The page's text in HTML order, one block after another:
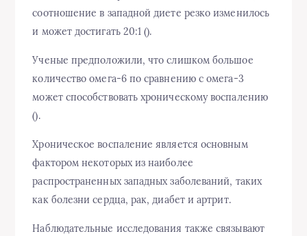
соотношение в западной диете резко изменилось
и может достигать 20:1 ().
Ученые предположили, что слишком большое
количество омега-6 по сравнению с омега-3
может способствовать хроническому воспалению
().
Хроническое воспаление является основным
фактором некоторых из наиболее
распространенных западных заболеваний, таких
как болезни сердца, рак, диабет и артрит.
Наблюдательные исследования также связывают